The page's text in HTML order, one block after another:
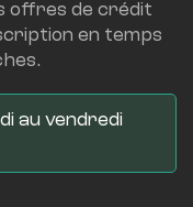
offres de crédit
en temps
au vendredi